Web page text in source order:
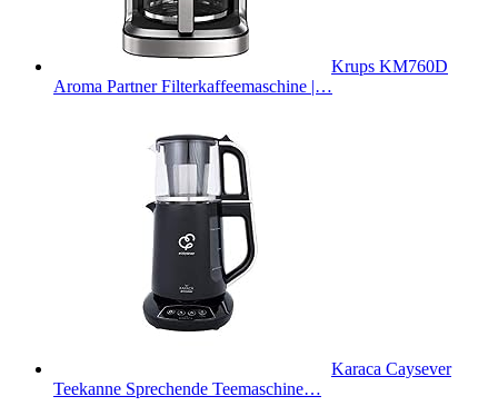
Krups KM760D
Aroma Partner Filterkaffeemaschine |…
Karaca Caysever
Teekanne Sprechende Teemaschine…